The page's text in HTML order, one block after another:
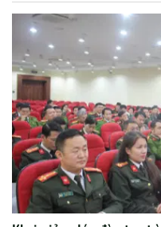
các trường CAND phía